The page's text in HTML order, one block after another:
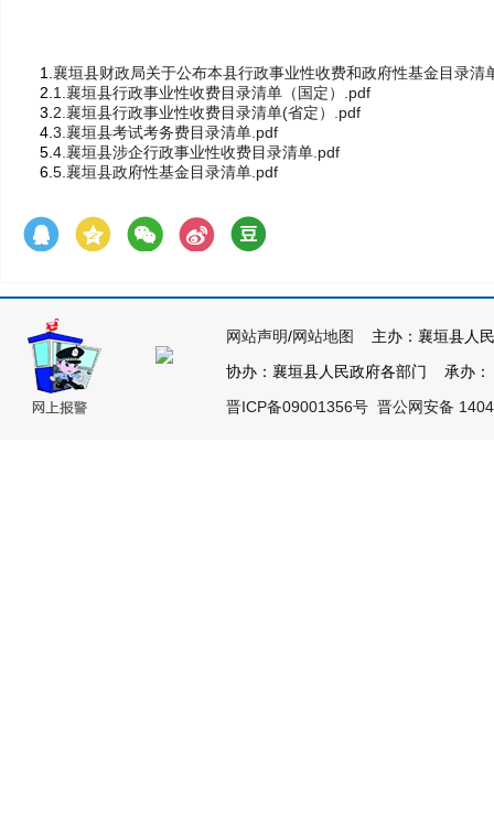
1. 襄垣县财政局关于公布本县行政事业性收费和政府性基金目录清
2. 1.襄垣县行政事业性收费目录清单（国定）.pdf
3. 2.襄垣县行政事业性收费目录清单(省定）.pdf
4. 3.襄垣县考试考务费目录清单.pdf
5. 4.襄垣县涉企行政事业性收费目录清单.pdf
6. 5.襄垣县政府性基金目录清单.pdf
网站声明/网站地图
主办：襄垣县人
协办：襄垣县人民政府各部门 承办
晋ICP备09001356号 晋公网安备